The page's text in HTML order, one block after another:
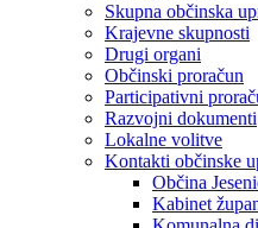
Skupna občinska
Krajevne skupnosti
Drugi organi
Občinski proračun
Participativni
Razvojni dokumenti
Lokalne volitve
Kontakti občinske
Občina
Kabinet